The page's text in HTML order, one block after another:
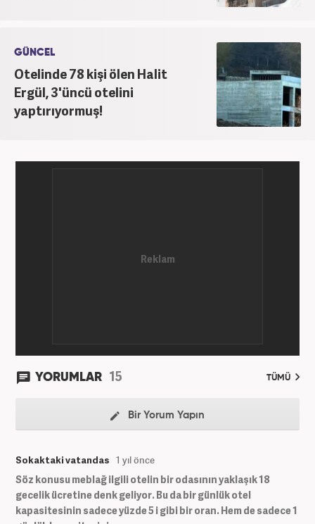
GÜNCEL
Otelinde 78 kişi ölen Halit
Ergül, 3'üncü otelini
yaptırıyormuş!
YORUMLAR 15 TÜMÜ
Bir Yorum Yapın
Sokaktaki vatandas 1 yıl önce
Söz konusu meblağ ilgili otelin bir odasının yaklaşık 18
gecelik ücretine denk geliyor. Bu da bir günlük otel
kapasitesinin sadece yüzde 5 i gibi bir oran. Hem de sadece 1